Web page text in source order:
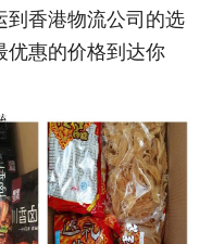
到香港物流公司的选
优惠的价格到达你